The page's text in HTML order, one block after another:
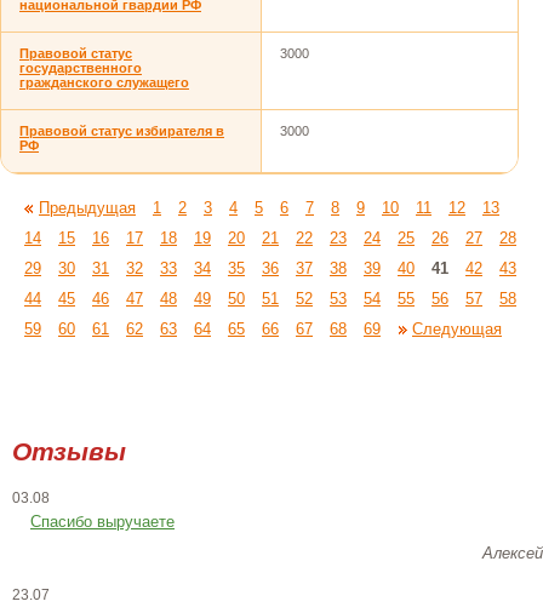
национальной гвардии РФ
Правовой статус
государственного
гражданского служащего
3000
Правовой статус избирателя в
РФ
3000
Предыдущая 1 2 3 4 5 6 7 8 9 10 11 12
13
14
15 16 17 18 19 20 21 22 23 24 25 26 27
28
29
30 31 32 33 34 35 36 37 38 39 40 41 42
43
44
45 46 47 48 49 50 51 52 53 54 55 56 57
58
59
60 61 62 63 64 65 66 67 68 69 Следующая
Отзывы
03.08
Спасибо выручаете
Алексей
23.07